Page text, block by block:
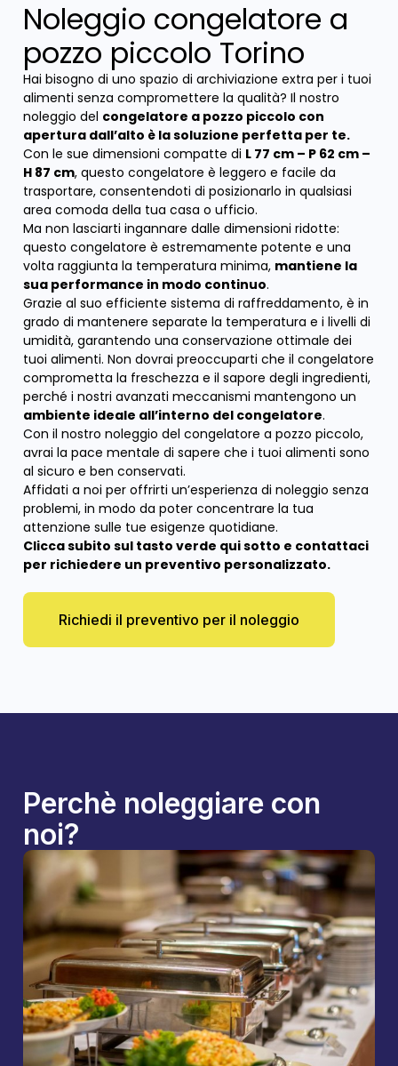
Noleggio congelatore a
pozzo piccolo Torino
Hai bisogno di uno spazio di archiviazione extra per i tuoi
alimenti senza compromettere la qualità? Il nostro
noleggio del congelatore a pozzo piccolo con
apertura dall’alto è la soluzione perfetta per te.
Con le sue dimensioni compatte di L 77 cm – P 62 cm –
H 87 cm, questo congelatore è leggero e facile da
trasportare, consentendoti di posizionarlo in qualsiasi
area comoda della tua casa o ufficio.
Ma non lasciarti ingannare dalle dimensioni ridotte:
questo congelatore è estremamente potente e una
volta raggiunta la temperatura minima, mantiene la
sua performance in modo continuo.
Grazie al suo efficiente sistema di raffreddamento, è in
grado di mantenere separate la temperatura e i livelli di
umidità, garantendo una conservazione ottimale dei
tuoi alimenti. Non dovrai preoccuparti che il congelatore
comprometta la freschezza e il sapore degli ingredienti,
perché i nostri avanzati meccanismi mantengono un
ambiente ideale all’interno del congelatore.
Con il nostro noleggio del congelatore a pozzo piccolo,
avrai la pace mentale di sapere che i tuoi alimenti sono
al sicuro e ben conservati.
Affidati a noi per offrirti un’esperienza di noleggio senza
problemi, in modo da poter concentrare la tua
attenzione sulle tue esigenze quotidiane.
Clicca subito sul tasto verde qui sotto e contattaci
per richiedere un preventivo personalizzato.
Richiedi il preventivo per il noleggio
Perchè noleggiare con
noi?